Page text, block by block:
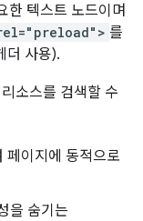
한 텍스트 노드이며
를
더 사용).
소스를 검색할 수
이지에 동적으로
을 숨기는